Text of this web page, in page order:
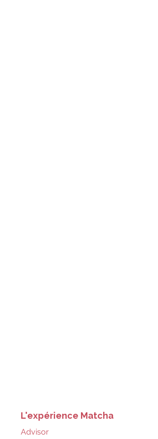
L'expérience Matcha
Advisor